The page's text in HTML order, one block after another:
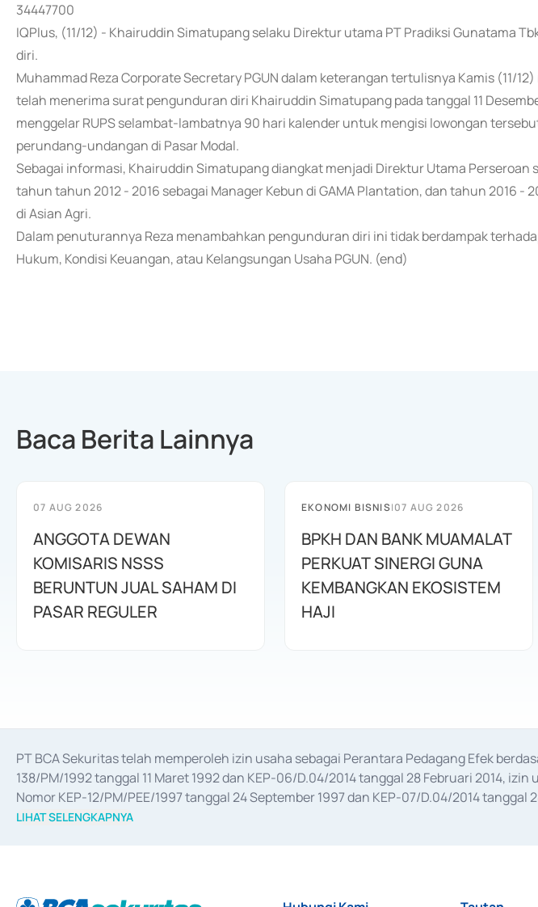
34447700
IQPlus, (11/12) - Khairuddin Simatupang selaku Direktur utama PT Pradiksi Gunatama
diri.
Muhammad Reza Corporate Secretary PGUN dalam keterangan tertulisnya Kamis (11/
telah menerima surat pengunduran diri Khairuddin Simatupang pada tanggal 11
menggelar RUPS selambat-lambatnya 90 hari kalender untuk mengisi lowongan
perundang-undangan di Pasar Modal.
Sebagai informasi, Khairuddin Simatupang diangkat menjadi Direktur Utama Perseroan
tahun tahun 2012 - 2016 sebagai Manager Kebun di GAMA Plantation, dan tahun 2016 -
di Asian Agri.
Dalam penuturannya Reza menambahkan pengunduran diri ini tidak berdampak
Hukum, Kondisi Keuangan, atau Kelangsungan Usaha PGUN. (end)
Baca Berita Lainnya
07 AUG 2026
ANGGOTA DEWAN
KOMISARIS NSSS
BERUNTUN JUAL SAHAM DI
PASAR REGULER
EKONOMI BISNIS|07 AUG 2026
BPKH DAN BANK MUAMALAT
PERKUAT SINERGI GUNA
KEMBANGKAN EKOSISTEM
HAJI
PT BCA Sekuritas telah memperoleh izin usaha sebagai Perantara Pedagang Efek
138/PM/1992 tanggal 11 Maret 1992 dan KEP-06/D.04/2014 tanggal 28 Februari 2014,
Nomor KEP-12/PM/PEE/1997 tanggal 24 September 1997 dan KEP-07/D.04/2014
merger, akuisisi, divestasi, dan
LIHAT SELENGKAPNYA